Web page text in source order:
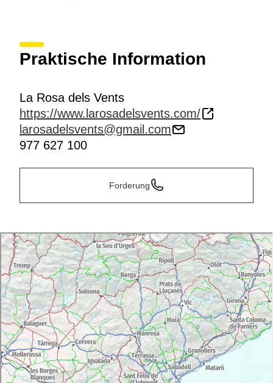
Praktische Information
La Rosa dels Vents
https://www.larosadelsvents.com/
larosadelsvents@gmail.com
977 627 100
Forderung